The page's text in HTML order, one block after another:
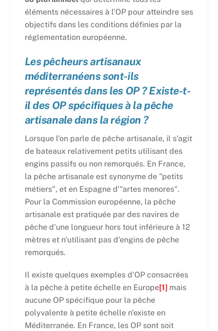
éléments nécessaires à l'OP pour atteindre ses
objectifs dans les conditions définies par la
réglementation européenne.
Les pêcheurs artisanaux
méditerranéens sont-ils
représentés dans les OP ? Existe-t-
il des OP spécifiques à la pêche
artisanale dans la région ?
Lorsque l'on parle de pêche artisanale, il s'agit
de bateaux relativement petits utilisant des
engins passifs ou non remorqués. En France,
la pêche artisanale est synonyme de "petits
métiers", et en Espagne d'"artes menores".
Pour la Commission européenne, la pêche
artisanale est pratiquée par des navires de
pêche d'une longueur hors tout inférieure à 12
mètres et n'utilisant pas d'engins de pêche
remorqués.
Il existe quelques exemples d'OP consacrées
à la pêche à petite échelle en Europe[1] mais
aucune OP spécifique pour la pêche
polyvalente à petite échelle n'existe en
Méditerranée. En France, les OP sont soit